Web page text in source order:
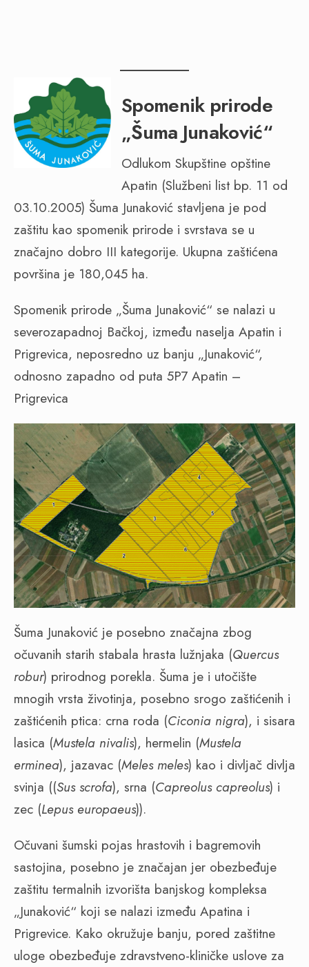
Spomenik prirode
„Šuma Junaković“
Odlukom Skupštine opštine
Apatin (Službeni list bp. 11 od
03.10.2005) Šuma Junaković stavljena je pod
zaštitu kao spomenik prirode i svrstava se u
značajno dobro III kategorije. Ukupna zaštićena
površina je 180,045 ha.
Spomenik prirode „Šuma Junaković“ se nalazi u
severozapadnoj Bačkoj, između naselja Apatin i
Prigrevica, neposredno uz banju „Junaković“,
odnosno zapadno od puta 5P7 Apatin –
Prigrevica
Šuma Junaković je posebno značajna zbog
očuvanih starih stabala hrasta lužnjaka (Quercus
robur) prirodnog porekla. Šuma je i utočište
mnogih vrsta životinja, posebno srogo zaštićenih i
zaštićenih ptica: crna roda (Ciconia nigra), i sisara
lasica (Mustela nivalis), hermelin (Mustela
erminea), jazavac (Meles meles) kao i divljač divlja
svinja ((Sus scrofa), srna (Capreolus capreolus) i
zec (Lepus europaeus)).
Očuvani šumski pojas hrastovih i bagremovih
sastojina, posebno je značajan jer obezbeđuje
zaštitu termalnih izvorišta banjskog kompleksa
„Junaković“ koji se nalazi između Apatina i
Prigrevice. Kako okružuje banju, pored zaštitne
uloge obezbeđuje zdravstveno-kliničke uslove za